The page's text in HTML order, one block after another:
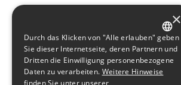
GERMAN
ENGLISH
×
Durch das Klicken von "Alle erlauben" geben
Sie dieser Internetseite, deren Partnern und
Dritten die Einwilligung personenbezogene
Daten zu verarbeiten. Weitere Hinweise
finden Sie unter unserer